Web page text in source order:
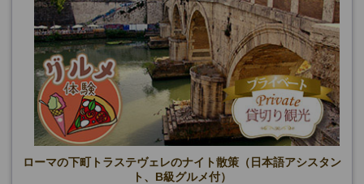
ローマの下町トラステヴェレのナイト散策（日本語アシスタン
ト、B級グルメ付）